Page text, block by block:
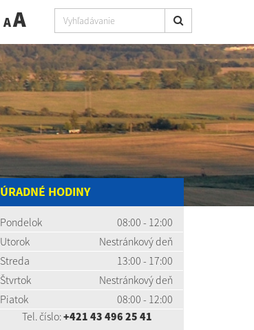
AA
ÚRADNÉ HODINY
Pondelok
08:00 - 12:00
Utorok
Nestránkový deň
Streda
13:00 - 17:00
Štvrtok
Nestránkový deň
Piatok
08:00 - 12:00
Tel. číslo:+421 43 496 25 41